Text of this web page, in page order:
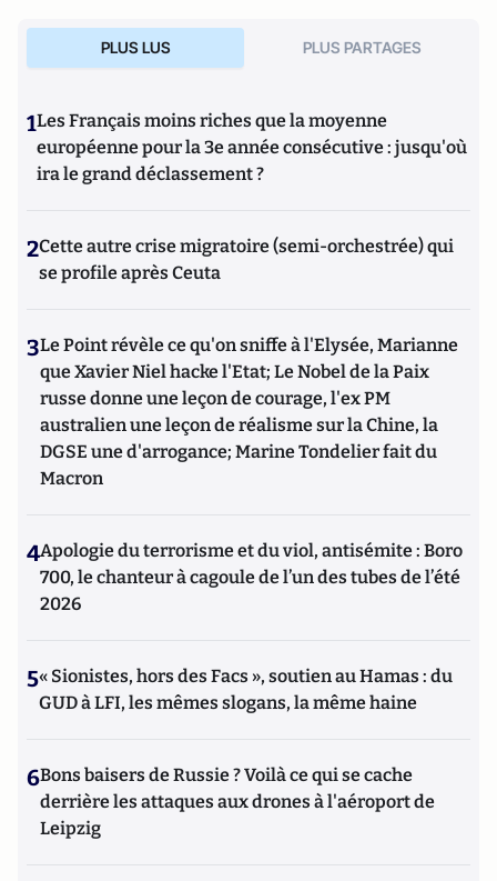
PLUS LUS PLUS PARTAGES
1Les Français moins riches que la moyenne
européenne pour la 3e année consécutive : jusqu'où
ira le grand déclassement ?
2Cette autre crise migratoire (semi-orchestrée) qui
se profile après Ceuta
3Le Point révèle ce qu'on sniffe à l'Elysée, Marianne
que Xavier Niel hacke l'Etat; Le Nobel de la Paix
russe donne une leçon de courage, l'ex PM
australien une leçon de réalisme sur la Chine, la
DGSE une d'arrogance; Marine Tondelier fait du
Macron
4Apologie du terrorisme et du viol, antisémite : Boro
700, le chanteur à cagoule de l’un des tubes de l’été
2026
5« Sionistes, hors des Facs », soutien au Hamas : du
GUD à LFI, les mêmes slogans, la même haine
6Bons baisers de Russie ? Voilà ce qui se cache
derrière les attaques aux drones à l'aéroport de
Leipzig